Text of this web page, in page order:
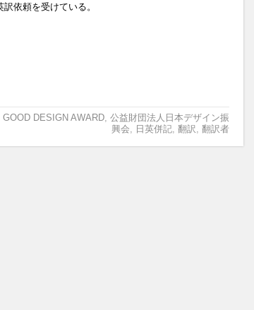
依頼を受けている。
GOOD DESIGN AWARD, 公益財団法人日本デザイン振
興会
日英併記, 翻訳 翻訳者